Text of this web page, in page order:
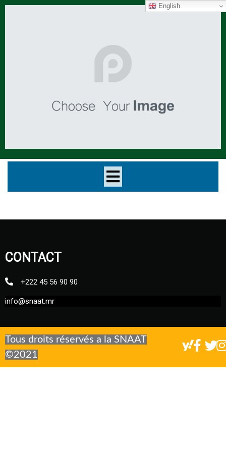
CONTACT
+222 45 56 90 90
info@snaat.mr
Tous droits réservés a la SNAAT
©2021
English